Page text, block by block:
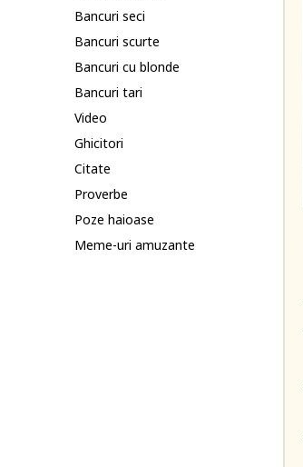
Bancuri seci
Bancuri scurte
Bancuri cu blonde
Bancuri tari
Video
Ghicitori
Citate
Proverbe
Poze haioase
Meme-uri amuzante